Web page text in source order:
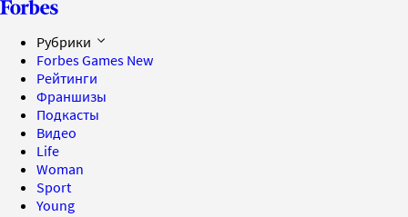
Рубрики
Forbes Games New
Рейтинги
Франшизы
Подкасты
Видео
Life
Woman
Sport
Young